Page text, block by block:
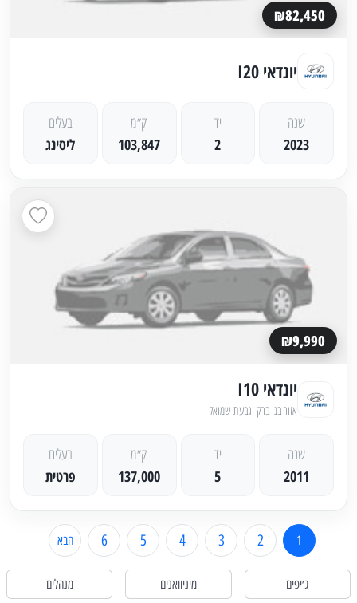
₪82,450
יונדאי I20
שנה
2023
יד
2
ק״מ
103,847
בעלים
ליסינג
₪9,990
יונדאי I10
אזור בני ברק וגבעת שמואל
שנה
2011
יד
5
ק״מ
137,000
בעלים
פרטית
1
2
3
4
5
6 הבא
ג׳יפים מיניוואנים מנהלים